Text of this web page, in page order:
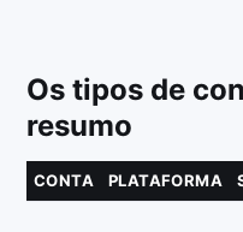
Os tipos de
resumo
CONTA PLATAFORMA